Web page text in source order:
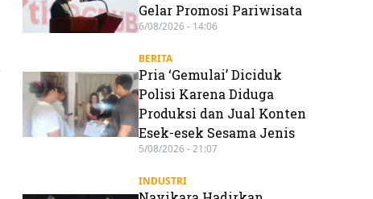
Gelar Promosi Pariwisata
6/08/2026 - 14:06
BERITA
Pria ‘Gemulai’ Diciduk
Polisi Karena Diduga
Produksi dan Jual Konten
Esek-esek Sesama Jenis
5/08/2026 - 21:07
INDUSTRI